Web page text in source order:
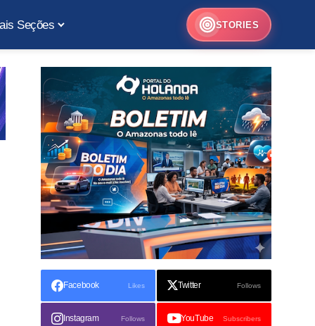
Seções STORIES
Facebook Likes Twitter Follows
Instagram Follows YouTube Subscribers